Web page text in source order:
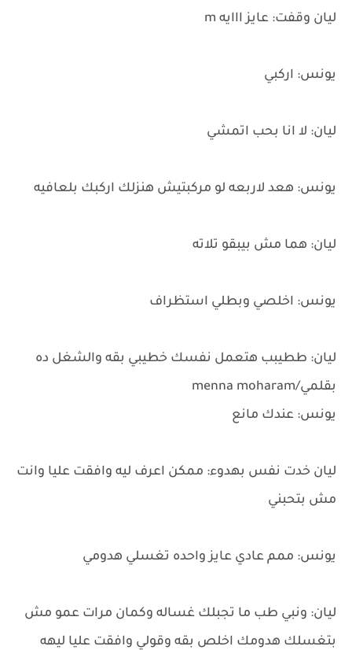
ليان وقفت: عايز ااايه m
يونس: اركبي
ليان: لا انا بحب اتمشي
يونس: هعد لاربعه لو مركبتيش هنزلك اركبك بلعافيه
ليان: هما مش بيبقو تلاته
يونس: اخلصي وبطلي استظراف
ليان: ططيبب هتعمل نفسك خطيبي بقه والشغل ده
بقلمي/menna moharam
يونس: عندك مانع
ليان خدت نفس بهدوء: ممكن اعرف ليه وافقت عليا وانت
مش بتحبني
يونس: ممم عادي عايز واحده تغسلي هدومي
ليان: ونبي طب ما تجبلك غساله وكمان مرات عمو مش
بتغسلك هدومك اخلص بقه وقولي وافقت عليا ليهه